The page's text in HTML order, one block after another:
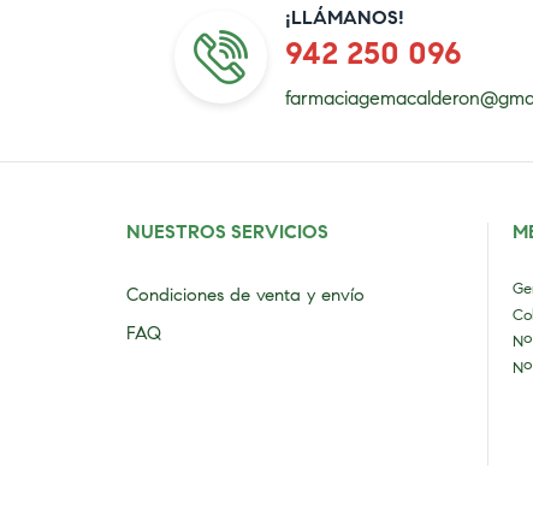
¡LLÁMANOS!
942 250 096
NUESTROS SERVICIOS
Condiciones de venta y envío
FAQ